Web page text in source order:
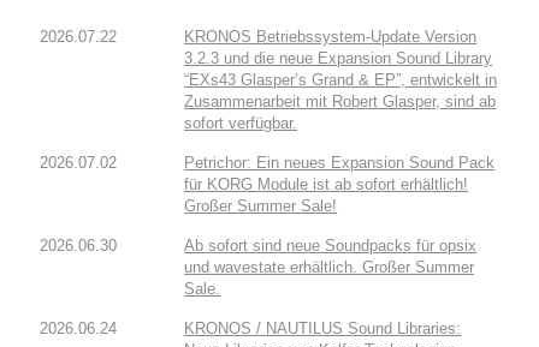
2026.07.22
KRONOS Betriebssystem-Update Version
3.2.3 und die neue Expansion Sound Library
“EXs43 Glasper’s Grand & EP”, entwickelt in
Zusammenarbeit mit Robert Glasper, sind ab
sofort verfügbar.
2026.07.02
Petrichor: Ein neues Expansion Sound Pack
für KORG Module ist ab sofort erhältlich!
Großer Summer Sale!
2026.06.30
Ab sofort sind neue Soundpacks für opsix
und wavestate erhältlich. Großer Summer
Sale.
2026.06.24
KRONOS / NAUTILUS Sound Libraries: